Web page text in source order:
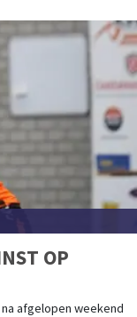
OP
na afgelopen weekend